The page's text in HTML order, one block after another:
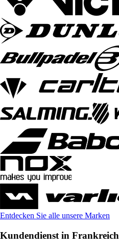
Entdecken Sie alle unsere Marken
Kundendienst in Frankreich